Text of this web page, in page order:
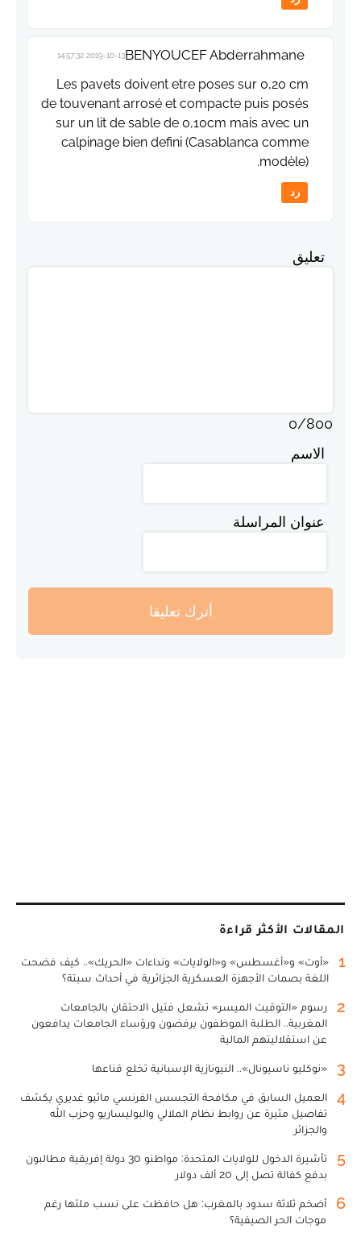
BENYOUCEF Abderrahmane
2019-10-13 14:57:32
Les pavets doivent etre poses sur 0,20 cm
de touvenant arrosé et compacte puis posés
sur un lit de sable de 0,10cm mais avec un
calpinage bien defini (Casablanca comme
modèle).
رد
تعليق
0/800
الاسم
عنوان المراسلة
أترك تعليقا
المقالات الأكثر قراءة
1
«أوت» و«أغسطس» و«الولايات» ونداءات «الحريك».. كيف فضحت
اللغة بصمات الأجهزة العسكرية الجزائرية في أحداث سبتة؟
2
رسوم «التوقيت الميسر» تشعل فتيل الاحتقان بالجامعات
المغربية.. الطلبة الموظفون يرفضون ورؤساء الجامعات يدافعون
عن استقلاليتهم المالية
3 «نوكليو ناسيونال».. النيونازية الإسبانية تخلع قناعها
4
العميل السابق في مكافحة التجسس الفرنسي ماثيو غديري يكشف
تفاصيل مثيرة عن روابط نظام الملالي والبوليساريو وحزب الله
والجزائر
5
تأشيرة الدخول للولايات المتحدة: مواطنو 30 دولة إفريقية مطالبون
بدفع كفالة تصل إلى 20 ألف دولار
6
أضخم ثلاثة سدود بالمغرب: هل حافظت على نسب ملئها رغم
موجات الحر الصيفية؟